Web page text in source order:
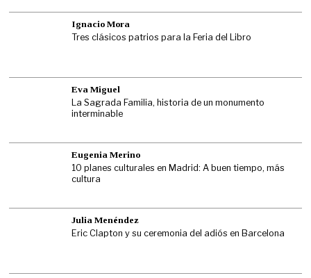
Ignacio Mora
Tres clásicos patrios para la Feria del Libro
Eva Miguel
La Sagrada Familia, historia de un monumento
interminable
Eugenia Merino
10 planes culturales en Madrid: A buen tiempo, más
cultura
Julia Menéndez
Eric Clapton y su ceremonia del adiós en Barcelona